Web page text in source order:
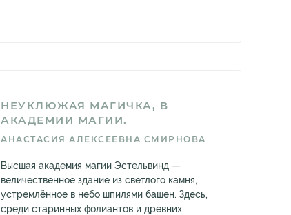
НЕУКЛЮЖАЯ МАГИЧКА, В
АКАДЕМИИ МАГИИ.
АНАСТАСИЯ АЛЕКСЕЕВНА СМИРНОВА
Высшая академия магии Эстельвинд —
величественное здание из светлого камня,
устремлённое в небо шпилями башен. Здесь,
среди старинных фолиантов и древних